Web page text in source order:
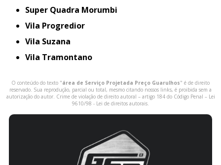
Super Quadra Morumbi
Vila Progredior
Vila Suzana
Vila Tramontano
O conteúdo do texto "área de Serviço Projetada Preço Guarulhos" é de direito
reservado. Sua reprodução, parcial ou total, mesmo citando nossos links, é proibida sem a
autorização do autor. Crime de violação de direito autoral – artigo 184 do Código Penal – Lei
9610/98 - Lei de direitos autorais